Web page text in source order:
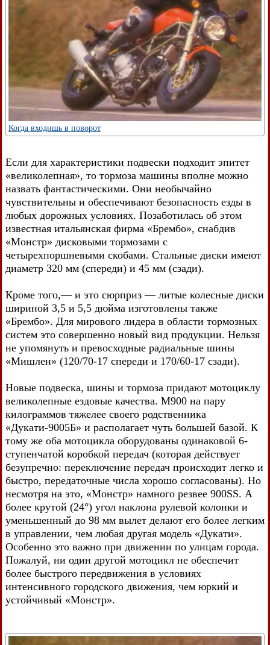
Когда входишь в поворот
Если для характеристики подвески подходит эпитет
«великолепная», то тормоза машины вполне можно
назвать фантастическими. Они необычайно
чувствительны и обеспечивают безопасность езды в
любых дорожных условиях. Позаботилась об этом
известная итальянская фирма «Брембо», снабдив
«Монстр» дисковыми тормозами с
четырехпоршневыми скобами. Стальные диски имеют
диаметр 320 мм (спереди) и 45 мм (сзади).
Кроме того,— и это сюрприз — литые колесные диски
шириной 3,5 и 5,5 дюйма изготовлены также
«Брембо». Для мирового лидера в области тормозных
систем это совершенно новый вид продукции. Нельзя
не упомянуть и превосходные радиальные шины
«Мишлен» (120/70-17 спереди и 170/60-17 сзади).
Новые подвеска, шины и тормоза придают мотоциклу
великолепные ездовые качества. М900 на пару
килограммов тяжелее своего родственника
«Дукати-9005Б» и располагает чуть большей базой. К
тому же оба мотоцикла оборудованы одинаковой 6-
ступенчатой коробкой передач (которая действует
безупречно: переключение передач происходит легко и
быстро, передаточные числа хорошо согласованы). Но
несмотря на это, «Монстр» намного резвее 900SS. А
более крутой (24°) угол наклона рулевой колонки и
уменьшенный до 98 мм вылет делают его более легким
в управлении, чем любая другая модель «Дукати».
Особенно это важно при движении по улицам города.
Пожалуй, ни один другой мотоцикл не обеспечит
более быстрого передвижения в условиях
интенсивного городского движения, чем юркий и
устойчивый «Монстр».